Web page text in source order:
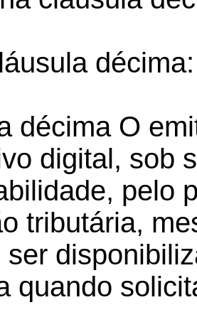
décima:
décima O
digital, sob
pelo
tributária,
ser
quando